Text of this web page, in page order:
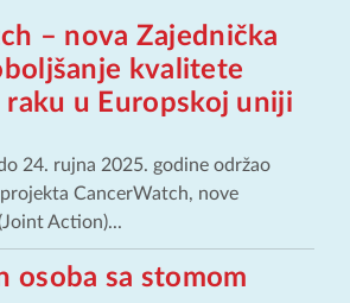
– nova Zajednička
kvalitete
raku u Europskoj uniji
24. rujna 2025. godine održao
CancerWatch, nove
Action)...
osoba sa stomom